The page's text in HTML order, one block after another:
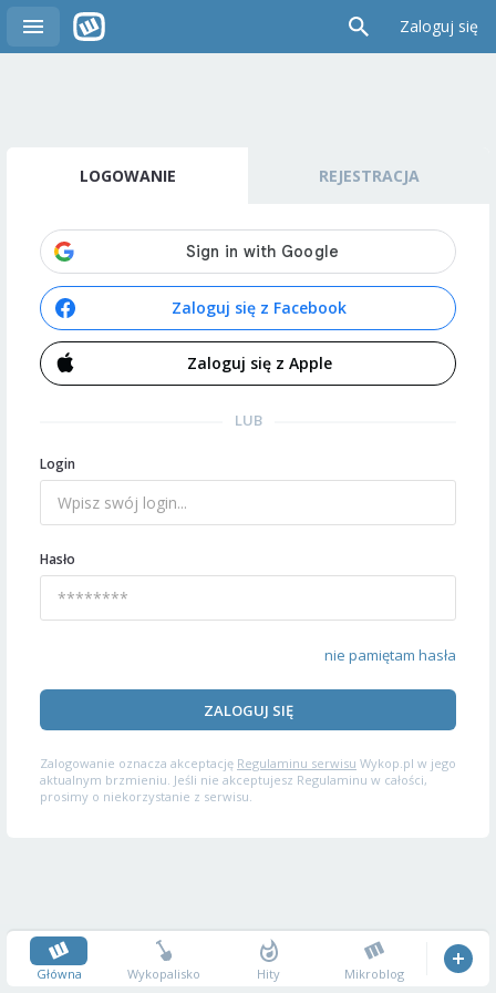
Zaloguj się
LOGOWANIE REJESTRACJA
Zaloguj się z Facebook
Zaloguj się z Apple
LUB
Login
Hasło
nie pamiętam hasła
ZALOGUJ SIĘ
Zalogowanie oznacza akceptację Regulaminu serwisu Wykop.pl w jego
aktualnym brzmieniu. Jeśli nie akceptujesz Regulaminu w całości,
prosimy o niekorzystanie z serwisu.
Główna Wykopalisko Hity Mikroblog